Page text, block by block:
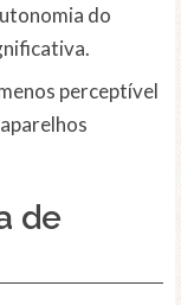
do
perceptível
de